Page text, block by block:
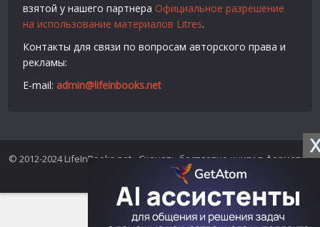
взятой у нашего партнера Официальное разрешение
на использование материалов Litres.
Контакты для связи по вопросам авторского права и
рекламы:
E-mail: admin@lifeinbooks.net
© 2012-2024 LifeInBooks.net - Скачать бесплатно книги в форматах
fb2, epub, pdf, txt, rtf.
X